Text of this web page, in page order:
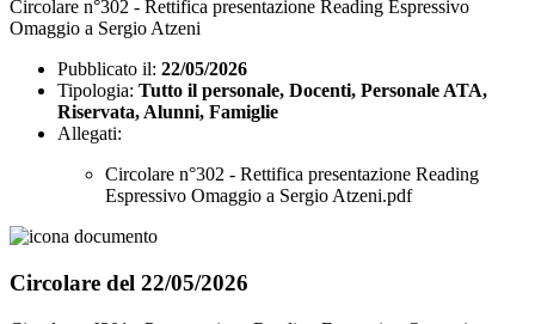
Circolare n°302 - Rettifica presentazione Reading Espressivo
Omaggio a Sergio Atzeni
Pubblicato il: 22/05/2026
Tipologia: Tutto il personale, Docenti, Personale ATA,
Riservata, Alunni, Famiglie
Allegati:
Circolare n°302 - Rettifica presentazione Reading
Espressivo Omaggio a Sergio Atzeni.pdf
Circolare del 22/05/2026